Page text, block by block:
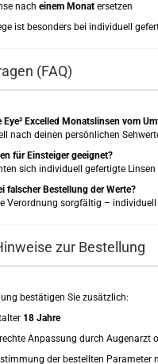
nach einem Monat ersetzen
ist besonders bei individuell
(FAQ)
Eye² Excelled Monatslinsen vom
nach deinen persönlichen
für Einsteiger geeignet?
sich individuell gefertigte
falscher Bestellung der Werte?
Verordnung sorgfältig –
zur Bestellung
bestätigen Sie zusätzlich:
18 Jahre
Anpassung durch Augenarzt
der bestellten Parameter